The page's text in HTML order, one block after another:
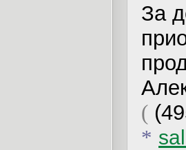
За
(
*